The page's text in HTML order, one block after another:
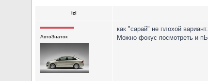
izi
АвтоЗнаток
как "сарай" не плохой
Можно фокус посмотреть и